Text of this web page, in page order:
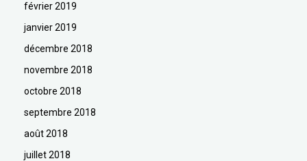
février 2019
janvier 2019
décembre 2018
novembre 2018
octobre 2018
septembre 2018
août 2018
juillet 2018